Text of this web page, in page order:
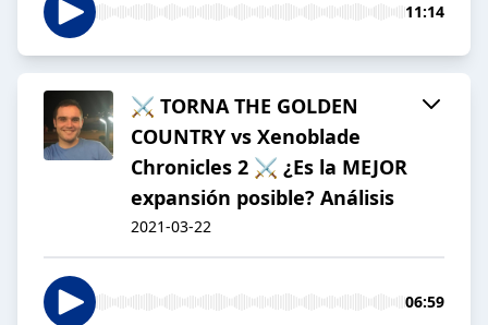
11:14
⚔️ TORNA THE GOLDEN
COUNTRY vs Xenoblade
Chronicles 2 ⚔️ ¿Es la MEJOR
expansión posible? Análisis
2021-03-22
06:59